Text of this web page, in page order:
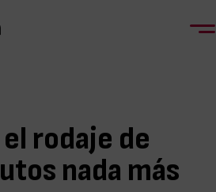
rodaje de
nada más